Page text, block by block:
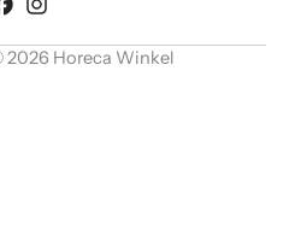
Horeca Winkel